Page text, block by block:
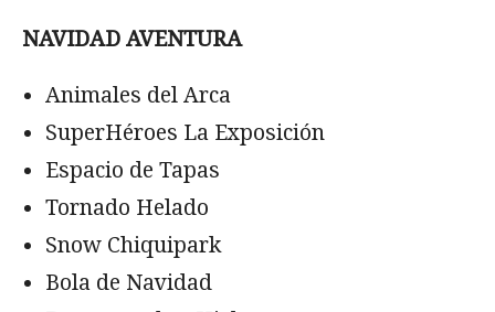
NAVIDAD AVENTURA
Animales del Arca
SuperHéroes La Exposición
Espacio de Tapas
Tornado Helado
Snow Chiquipark
Bola de Navidad